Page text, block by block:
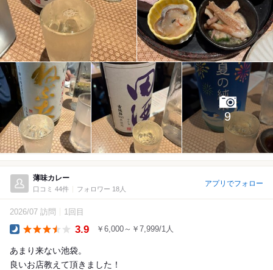
9
薄味カレー
口コミ 44件 フォロワー 18人
アプリでフォロー
2026/07 訪問 1回目
3.9 ￥6,000～￥7,999/1人
あまり来ない池袋。
良いお店教えて頂きました！